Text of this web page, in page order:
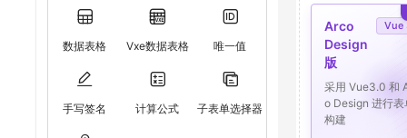
数据表格 Vxe数据表格 唯一值
手写签名 计算公式 子表单选择器
Arco
Design
版
Vue
采用 Vue3.0 和
o Design 进行表
构建